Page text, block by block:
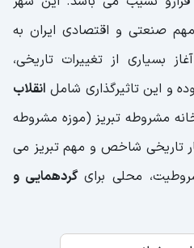
صنعتی و اقتصادی ایران به
بسیاری از تغییرات تاریخی،
و این تاثیرگذاری شامل انقلاب
مشروطه تبریز (موزه مشروطه
تاریخی شاخص و مهم تبریز می
محلی برایگردهمایی و